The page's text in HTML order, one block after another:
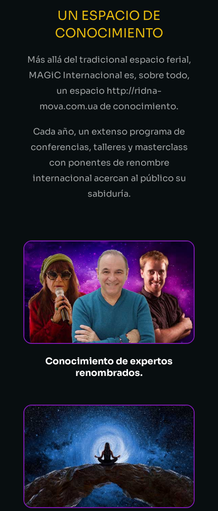
UN ESPACIO DE
CONOCIMIENTO
Más allá del tradicional espacio ferial,
MAGiC Internacional es, sobre todo,
un espacio http://ridna-
mova.com.ua de conocimiento.
Cada año, un extenso programa de
conferencias, talleres y masterclass
con ponentes de renombre
internacional acercan al público su
sabiduría.
Conocimiento de expertos
renombrados.